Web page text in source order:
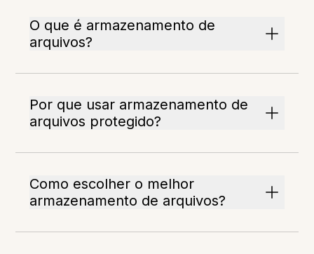
O que é armazenamento de
arquivos?
Por que usar armazenamento de
arquivos protegido?
Como escolher o melhor
armazenamento de arquivos?